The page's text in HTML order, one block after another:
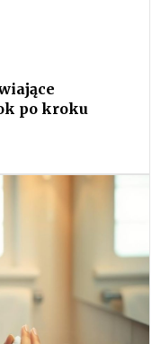
po kroku